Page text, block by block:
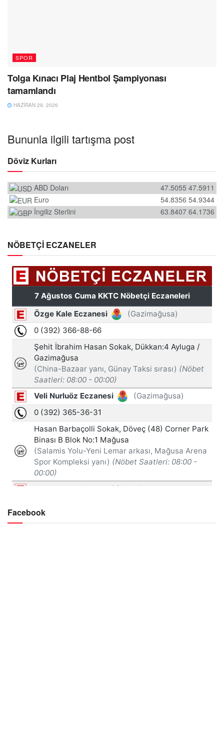
SPOR
Tolga Kınacı Plaj Hentbol Şampiyonası
tamamlandı
HAZIRAN 29, 2026
Bununla ilgili tartışma post
Döviz Kurları
ABD Doları 47.5911
47.5055
Euro
54.9344
54.8356
İngiliz Sterlini
64.1736
63.8407
NÖBETÇİ ECZANELER
Facebook